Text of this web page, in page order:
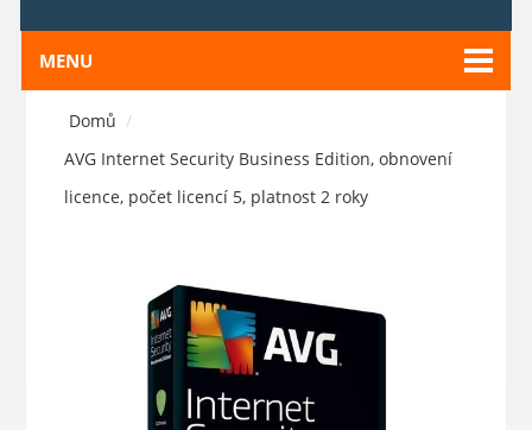
MENU
Domů /
AVG Internet Security Business Edition, obnovení
licence, počet licencí 5, platnost 2 roky